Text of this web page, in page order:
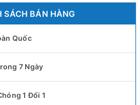
SÁCH BÁN HÀNG
Quốc
7 Ngày
1 Đổi 1